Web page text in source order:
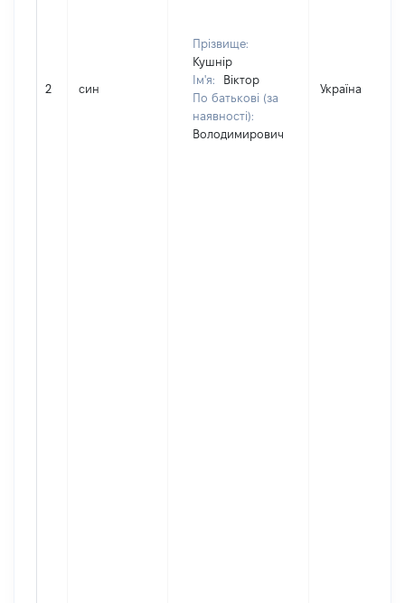
2 син
Прізвище:
Кушнір
Ім'я:
Віктор
По батькові (за
наявності):
Володимирович
Україна